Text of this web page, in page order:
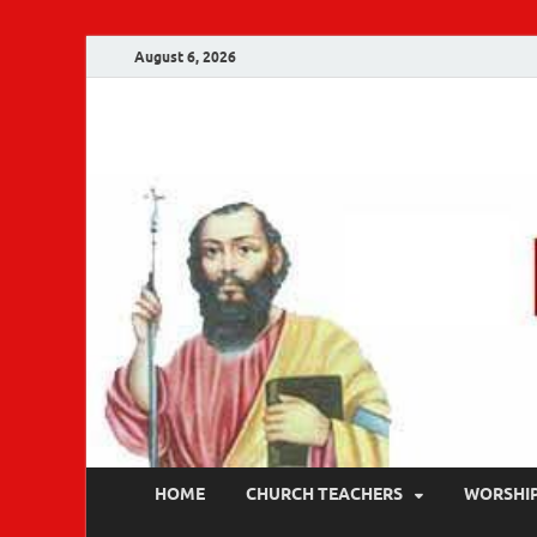
August 6, 2026
HOME CHURCH TEACHERS